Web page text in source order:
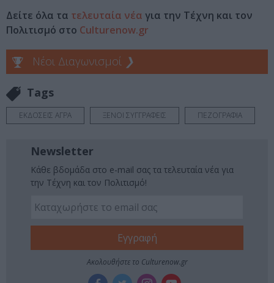
Δείτε όλα τα τελευταία νέα για την Τέχνη και τον
Πολιτισμό στο Culturenow.gr
Νέοι Διαγωνισμοί ❯
Tags
ΕΚΔΟΣΕΙΣ ΑΓΡΑ ΞΕΝΟΙ ΣΥΓΓΡΑΦΕΙΣ ΠΕΖΟΓΡΑΦΙΑ
Newsletter
Κάθε βδομάδα στο e-mail σας τα τελευταία νέα για
την Τέχνη και τον Πολιτισμό!
Ακολουθήστε το Culturenow.gr